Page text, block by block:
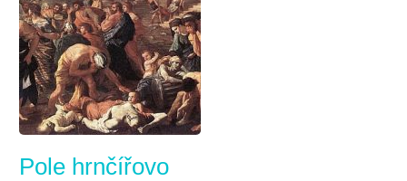
Pole hrnčířovo